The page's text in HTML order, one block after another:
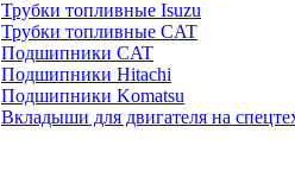
Трубки топливные Isuzu
Трубки топливные CAT
Подшипники CAT
Подшипники Hitachi
Подшипники Komatsu
Вкладыши для двигателя на